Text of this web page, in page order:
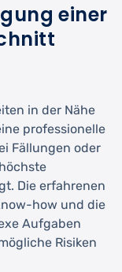
einer
in der Nähe
professionelle
Fällungen oder
Die erfahrenen
how und die
Aufgaben
Risiken